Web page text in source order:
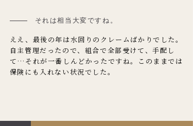
それは相当大変ですね。
ええ、最後の年は水回りのクレームばかりでした。
自主管理だったので、組合で全部受けて、手配し
て…それが一番しんどかったですね。このままでは
保険にも入れない状況でした。